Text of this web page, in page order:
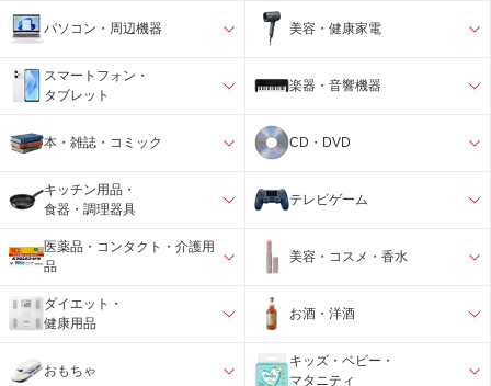
パソコン・周辺機器 美容・健康家電
スマートフォン・
タブレット
楽器・音響機器
本・雑誌・コミック CD・DVD
キッチン用品・
食器・調理器具
テレビゲーム
医薬品・コンタクト・介護用
品
美容・コスメ・香水
ダイエット・
健康用品
お酒・洋酒
おもちゃ
キッズ・ベビー・
マタニティ